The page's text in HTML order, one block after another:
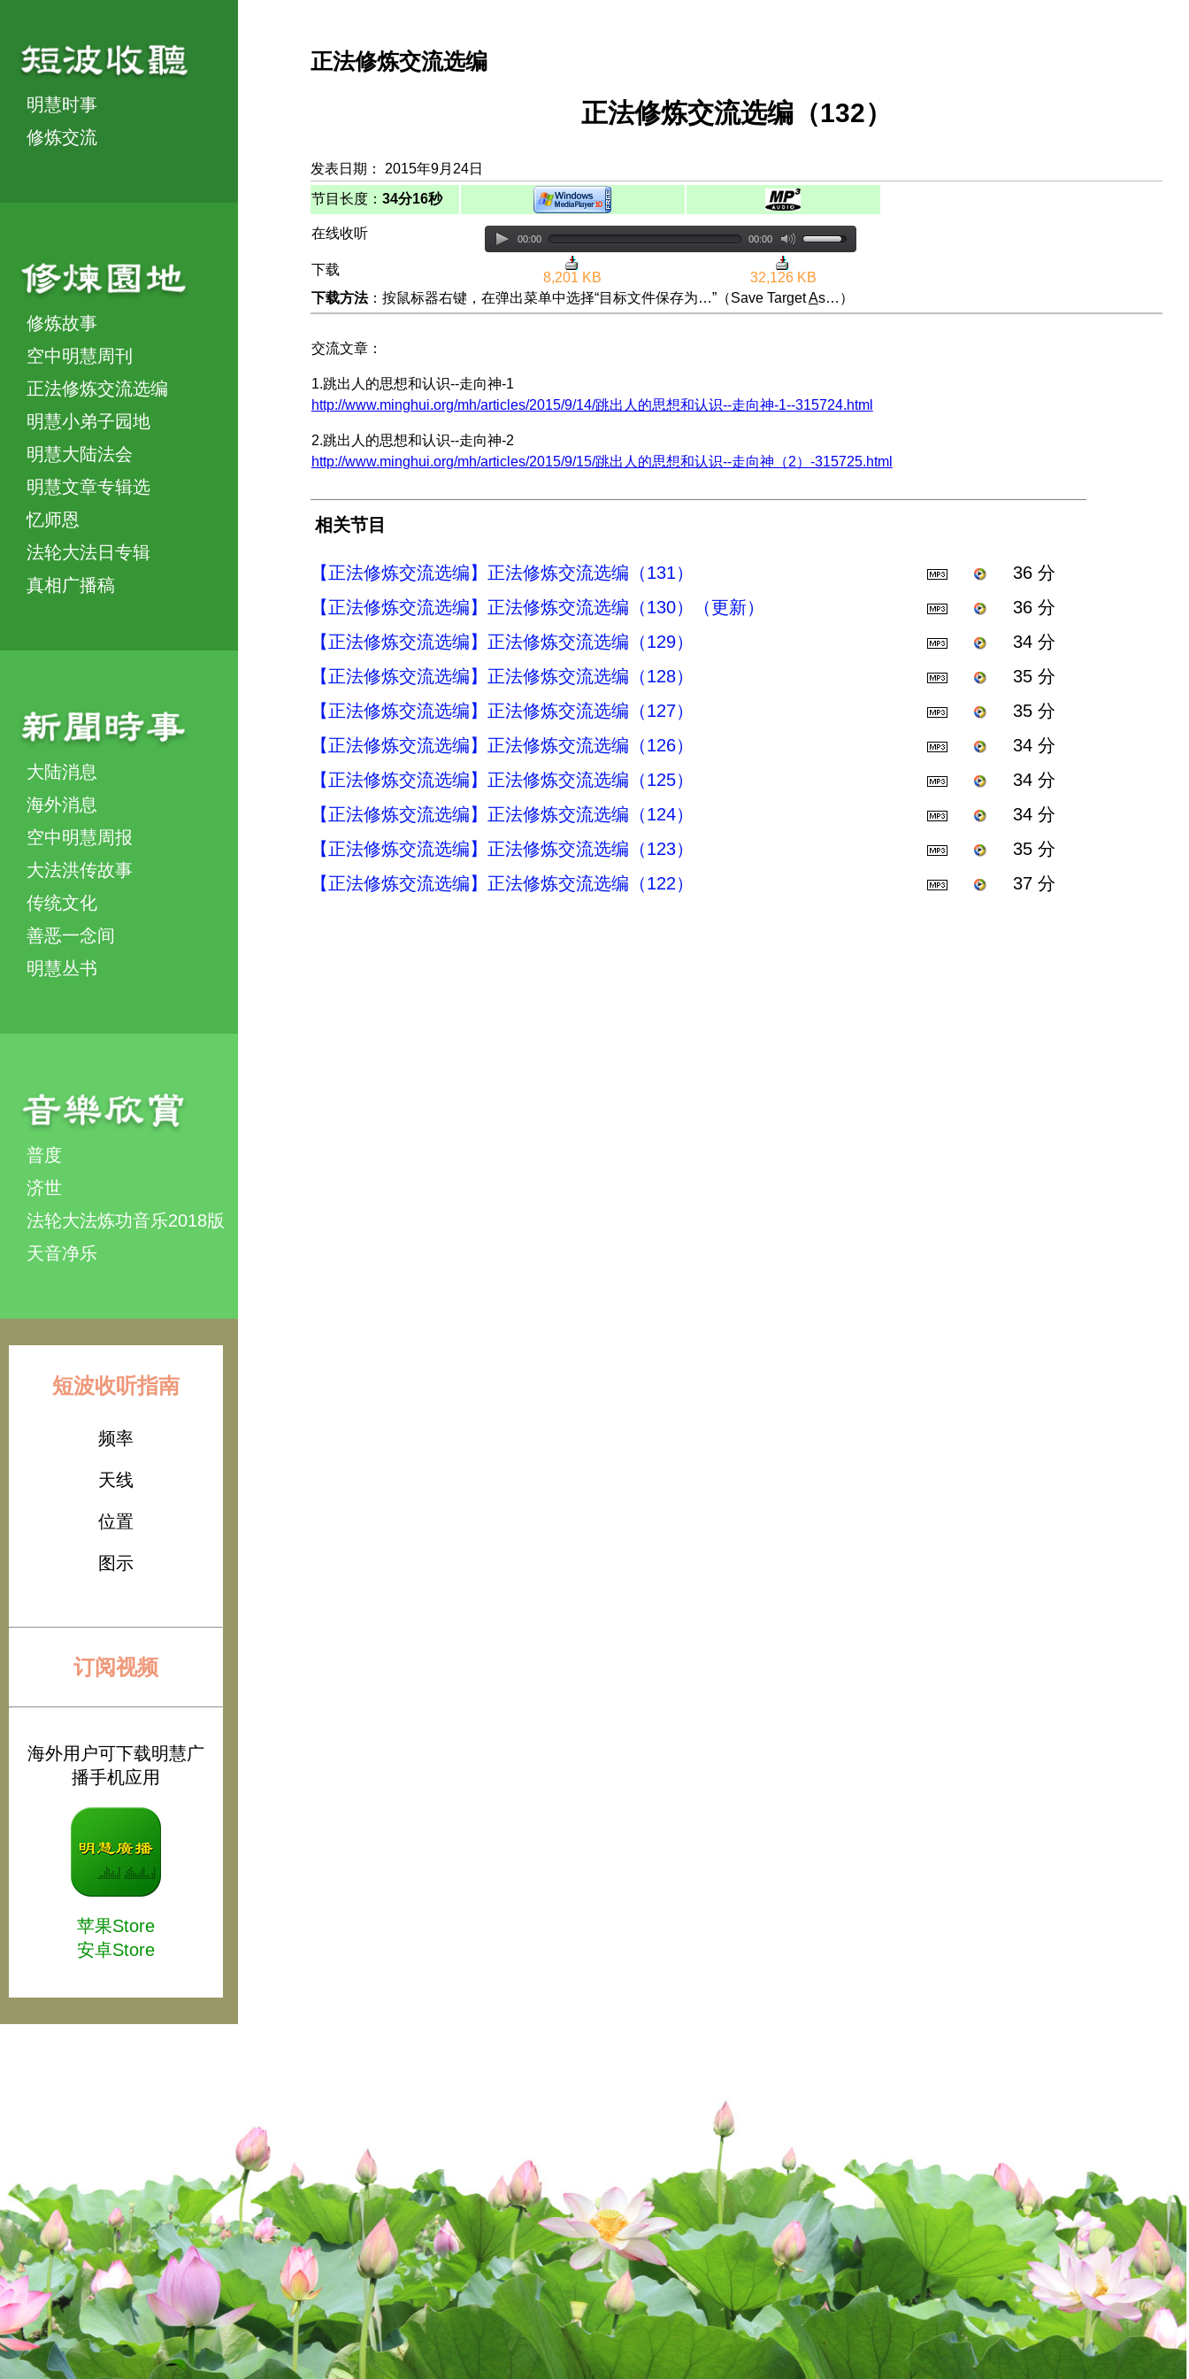
明慧时事
修炼交流
修炼故事
空中明慧周刊
正法修炼交流选编
明慧小弟子园地
明慧大陆法会
明慧文章专辑选
忆师恩
法轮大法日专辑
真相广播稿
大陆消息
海外消息
空中明慧周报
大法洪传故事
传统文化
善恶一念间
明慧丛书
普度
济世
法轮大法炼功音乐2018版
天音净乐
短波收听指南
频率
天线
位置
图示
订阅视频
海外用户可下载明慧广
播手机应用
苹果Store
安卓Store
正法修炼交流选编
正法修炼交流选编（132）
发表日期： 2015年9月24日
节目长度： 34分16秒
在线收听 00:00 00:00
下载
8,201 KB
32,126 KB
下载方法：按鼠标器右键，在弹出菜单中选择“目标文件保存为…”（Save TargetAs…）
交流文章：
1.跳出人的思想和认识--走向神-1
http://www.minghui.org/mh/articles/2015/9/14/跳出人的思想和认识--走向神-1--315724.html
2.跳出人的思想和认识--走向神-2
http://www.minghui.org/mh/articles/2015/9/15/跳出人的思想和认识--走向神（2）-315725.html
相关节目
【正法修炼交流选编】正法修炼交流选编（131）
36 分
【正法修炼交流选编】正法修炼交流选编（130）（更新）
36 分
【正法修炼交流选编】正法修炼交流选编（129）
34 分
【正法修炼交流选编】正法修炼交流选编（128）
35 分
【正法修炼交流选编】正法修炼交流选编（127）
35 分
【正法修炼交流选编】正法修炼交流选编（126）
34 分
【正法修炼交流选编】正法修炼交流选编（125）
34 分
【正法修炼交流选编】正法修炼交流选编（124）
34 分
【正法修炼交流选编】正法修炼交流选编（123）
35 分
【正法修炼交流选编】正法修炼交流选编（122）
37 分